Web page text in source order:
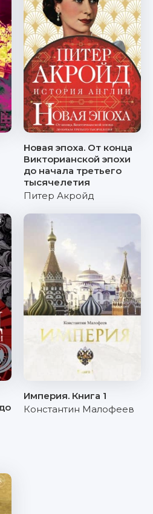
Новая эпоха. От конца
Викторианской эпохи
до начала третьего
тысячелетия
Питер Акройд
Империя. Книга 1
Константин Малофеев